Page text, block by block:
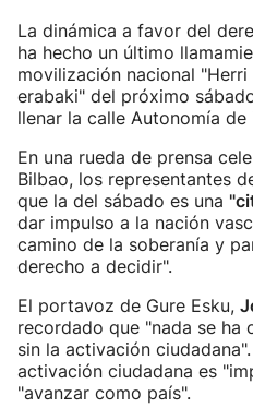
La dinámica a favor del
ha hecho un último
movilización nacional
erabaki" del próximo
llenar la calle Autonomía de
En una rueda de prensa
Bilbao, los representantes
que la del sábado es una
dar impulso a la nación
camino de la soberanía y
derecho a decidir".
El portavoz de Gure Esku,
recordado que "nada se ha
sin la activación
activación ciudadana es
"avanzar como país".